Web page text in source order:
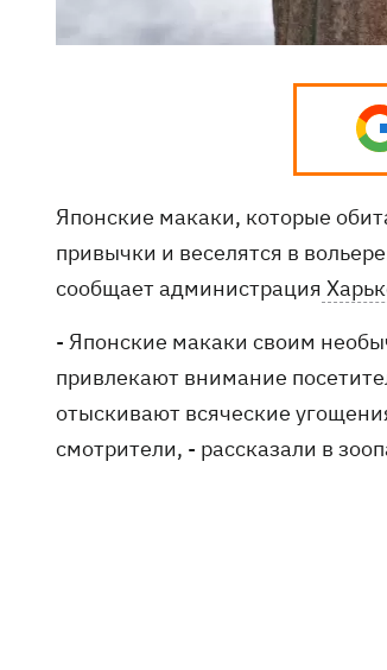
Японские макаки, которые
привычки и веселятся в
сообщает администрация
- Японские макаки своим
привлекают внимание
отыскивают всяческие
смотрители, - рассказали в